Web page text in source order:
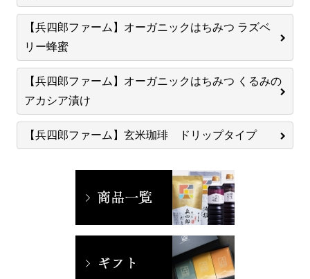
【兵四郎ファーム】オーガニックはちみつ ラズベ
リー蜂蜜
【兵四郎ファーム】オーガニックはちみつ くるみの
アカシア漬け
【兵四郎ファーム】玄米珈琲 ドリップタイプ